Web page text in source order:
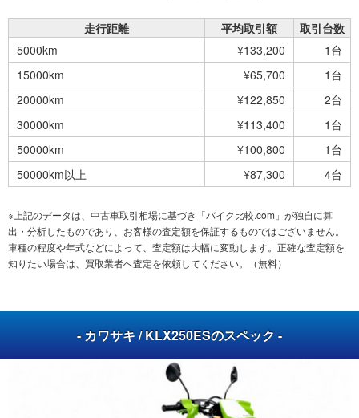
走行距離 平均取引額
取引台数
5000km
¥133,200
1台
15000km
¥65,700
1台
20000km
¥122,850
2台
30000km
¥113,400
1台
50000km
¥100,800
1台
50000km以上
¥87,300 4台
※上記のデータは、中古車取引相場に基づき「バイク比較.com」が独自に算
出・分析したものであり、お客様の査定額を保証するものではございません。
車種の程度や年式などによって、査定額は大幅に変動します。正確な査定額を
知りたい場合は、買取業者へ査定を依頼してください。（無料）
- カワサキ / KLX250ESのスペック -